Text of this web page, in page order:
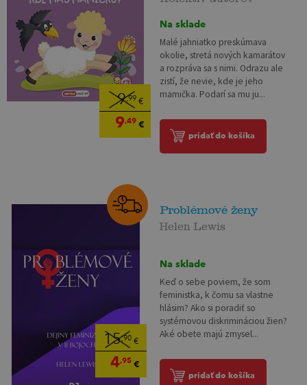
9,99 €
9,49€
Na sklade
Malé jahniatko preskúmava
okolie, stretá nových kamarátov
a rozpráva sa s nimi. Odrazu ale
zistí, že nevie, kde je jeho
mamička. Podarí sa mu ju...
pridať do košíka
15,90 €
4,95 €
Problémové ženy
Helen Lewis
Na sklade
Keď o sebe poviem, že som
feministka, k čomu sa vlastne
hlásim? Ako si poradiť so
systémovou diskrimináciou žien?
Aké obete majú zmysel...
pridať do košíka